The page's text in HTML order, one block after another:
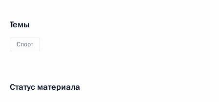
Темы
Спорт
Статус материала